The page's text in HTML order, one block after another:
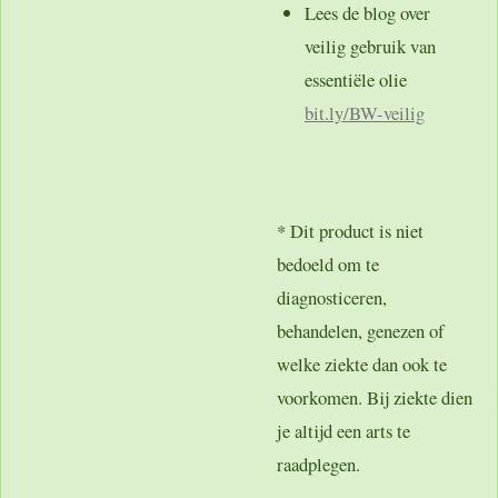
Lees de blog over
veilig gebruik van
essentiële olie
bit.ly/BW-veilig
* Dit product is niet
bedoeld om te
diagnosticeren,
behandelen, genezen of
welke ziekte dan ook te
voorkomen. Bij ziekte dien
je altijd een arts te
raadplegen.